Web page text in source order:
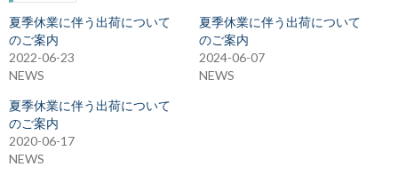
夏季休業に伴う出荷について
のご案内
2022-06-23
NEWS
夏季休業に伴う出荷について
のご案内
2024-06-07
NEWS
夏季休業に伴う出荷について
のご案内
2020-06-17
NEWS